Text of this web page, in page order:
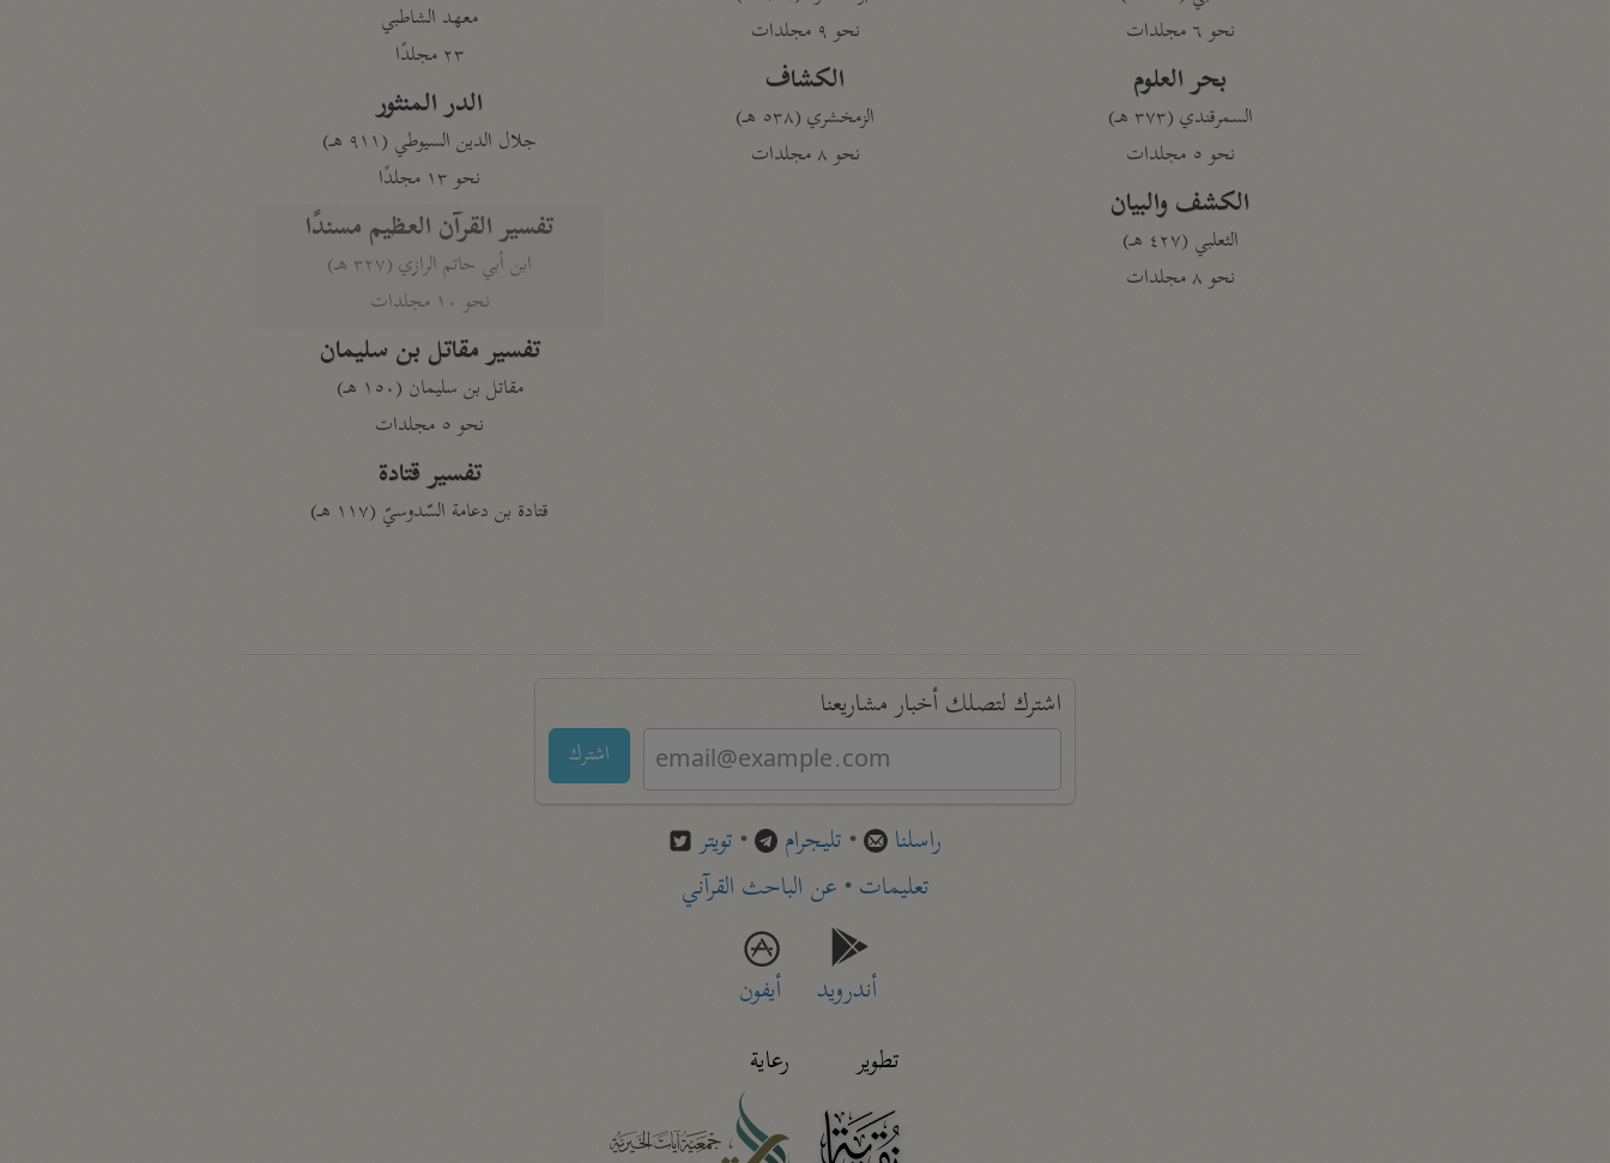
نحو ٦ مجلدات
بحر العلوم
السمرقندي (٣٧٣ هـ)
نحو ٥ مجلدات
الكشف والبيان
الثعلبي (٤٢٧ هـ)
نحو ٨ مجلدات
نحو ٩ مجلدات
الكشاف
الزمخشري (٥٣٨ هـ)
نحو ٨ مجلدات
معهد الشاطبي
٢٣ مجلدًا
الدر المنثور
جلال الدين السيوطي (٩١١ هـ)
نحو ١٣ مجلدًا
تفسير القرآن العظيم مسندًا
ابن أبي حاتم الرازي (٣٢٧ هـ)
نحو ١٠ مجلدات
تفسير مقاتل بن سليمان
مقاتل بن سليمان (١٥٠ هـ)
نحو ٥ مجلدات
تفسير قتادة
قتادة بن دعامة السّدوسيّ (١١٧ هـ)
اشترك لتصلك أخبار مشاريعنا
اشترك
راسلنا • تليجرام • تويتر
تعليمات• عن الباحث القرآني
أندرويد
أيفون
تطوير
رعاية